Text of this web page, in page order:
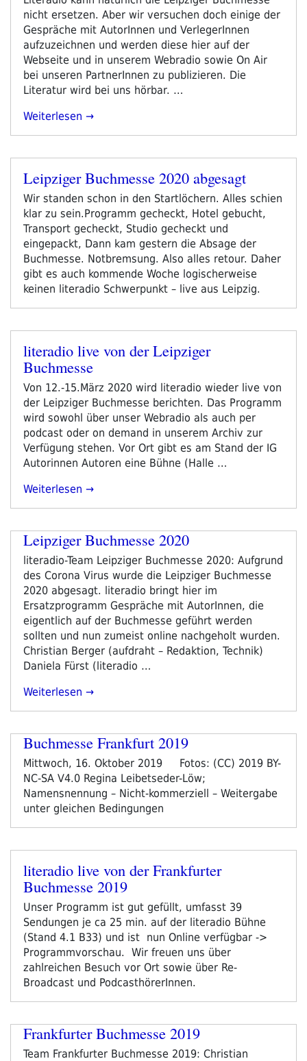
Kriegen“
nicht ersetzen. Aber wir versuchen doch einige der
Gespräche mit AutorInnen und VerlegerInnen
aufzuzeichnen und werden diese hier auf der
Webseite und in unserem Webradio sowie On Air
bei unseren PartnerInnen zu publizieren. Die
Literatur wird bei uns hörbar. …
„Anstelle
Buchmesse“
Weiterlesen
Veröffentlicht
Leipziger Buchmesse 2020 abgesagt
Wir standen schon in den Startlöchern. Alles schien
klar zu sein.Programm gecheckt, Hotel gebucht,
Transport gecheckt, Studio gecheckt und
eingepackt, Dann kam gestern die Absage der
Buchmesse. Notbremsung. Also alles retour. Daher
gibt es auch kommende Woche logischerweise
keinen literadio Schwerpunkt – live aus Leipzig.
Veröffentlicht
am
literadio live von der Leipziger
Buchmesse
Von 12.-15.März 2020 wird literadio wieder live von
der Leipziger Buchmesse berichten. Das Programm
wird sowohl über unser Webradio als auch per
podcast oder on demand in unserem Archiv zur
Verfügung stehen. Vor Ort gibt es am Stand der IG
Autorinnen Autoren eine Bühne (Halle …
„literadio
Der
Leipziger
Buchmesse“
Weiterlesen
Leipziger Buchmesse 2020
literadio-Team Leipziger Buchmesse 2020: Aufgrund
des Corona Virus wurde die Leipziger Buchmesse
2020 abgesagt. literadio bringt hier im
Ersatzprogramm Gespräche mit AutorInnen, die
eigentlich auf der Buchmesse geführt werden
sollten und nun zumeist online nachgeholt wurden.
Christian Berger (aufdraht – Redaktion, Technik)
Daniela Fürst (literadio …
„Leipziger
Weiterlesen
Buchmesse Frankfurt 2019
Mittwoch, 16. Oktober 2019 Fotos: (CC) 2019 BY-
NC-SA V4.0 Regina Leibetseder-Löw;
Namensnennung – Nicht-kommerziell – Weitergabe
unter gleichen Bedingungen
Veröffentlicht
am
literadio live von der Frankfurter
Buchmesse 2019
Unser Programm ist gut gefüllt, umfasst 39
Sendungen je ca 25 min. auf der literadio Bühne
(Stand 4.1 B33) und ist nun Online verfügbar ->
Programmvorschau. Wir freuen uns über
zahlreichen Besuch vor Ort sowie über Re-
Broadcast und PodcasthörerInnen.
Frankfurter Buchmesse 2019
Team Frankfurter Buchmesse 2019: Christian